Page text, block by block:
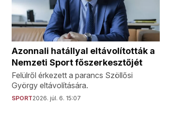
Azonnali hatállyal eltávolították a
Nemzeti Sport főszerkesztőjét
Felülről érkezett a parancs Szöllősi
György eltávolítására.
SPORT2026. júl. 6. 15:07